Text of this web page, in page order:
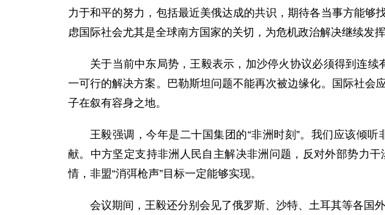
力于和平的努力，包括最近美俄达成的共识，期待各当事方能
虑国际社会尤其是全球南方国家的关切，为危机政治解决继续发挥
关于当前中东局势，王毅表示，加沙停火协议必须得到连续
一可行的解决方案。巴勒斯坦问题不能再次被边缘化。国际社会
子在叙有容身之地。
王毅强调，今年是二十国集团的“非洲时刻”。我们应该倾
献。中方坚定支持非洲人民自主解决非洲问题，反对外部势力
情，非盟“消弭枪声”目标一定能够实现。
会议期间，王毅还分别会见了俄罗斯、沙特、土耳其等各国外